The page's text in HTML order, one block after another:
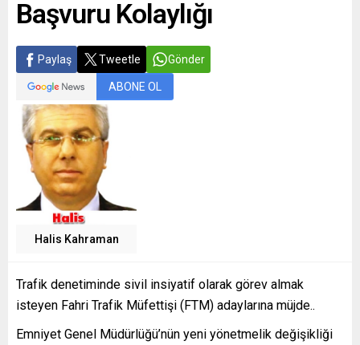
Başvuru Kolaylığı
Paylaş Tweetle Gönder
ABONE OL
Halis Kahraman
Trafik denetiminde sivil insiyatif olarak görev almak
isteyen Fahri Trafik Müfettişi (FTM) adaylarına müjde..
Emniyet Genel Müdürlüğü’nün yeni yönetmelik değişikliği